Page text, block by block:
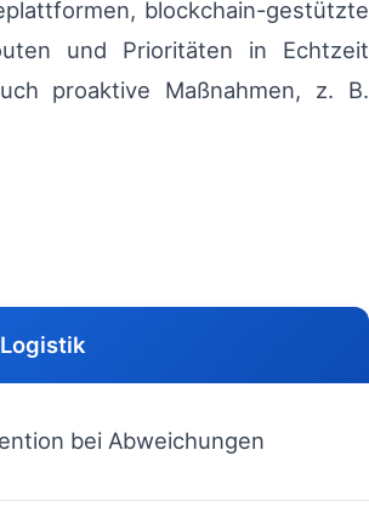
blockchain-gestützte
und Prioritäten in Echtzeit
proaktive Maßnahmen, z. B.
bei Abweichungen